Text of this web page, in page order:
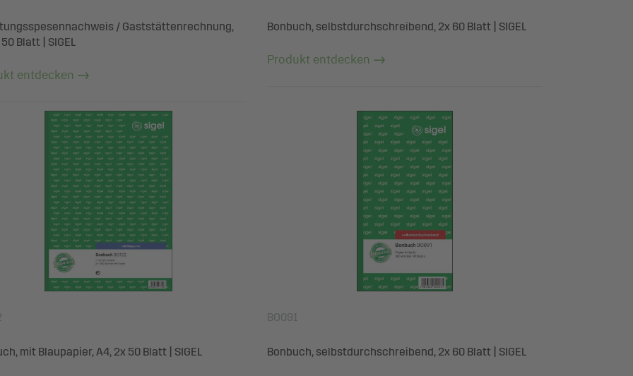
/ Gaststättenrechnung,
Blatt | SIGEL
entdecken
Bonbuch, selbstdurchschreibend, 2x 60 Blatt | SIGEL
Produkt entdecken
mit Blaupapier, A4, 2x 50 Blatt | SIGEL
BO091
Bonbuch, selbstdurchschreibend, 2x 60 Blatt | SIGEL